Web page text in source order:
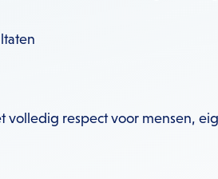
volledig respect voor mensen,